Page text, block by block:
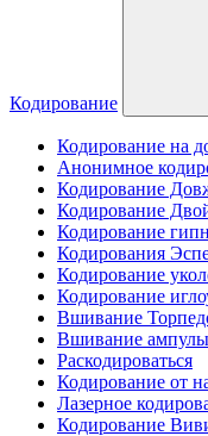
Кодирование
Кодирование на
Анонимное
Кодирование
Кодирование
Кодирование
Кодирования
Кодирование
Кодирование
Вшивание
Вшивание ампулы
Раскодироваться
Кодирование от
Лазерное
Кодирование